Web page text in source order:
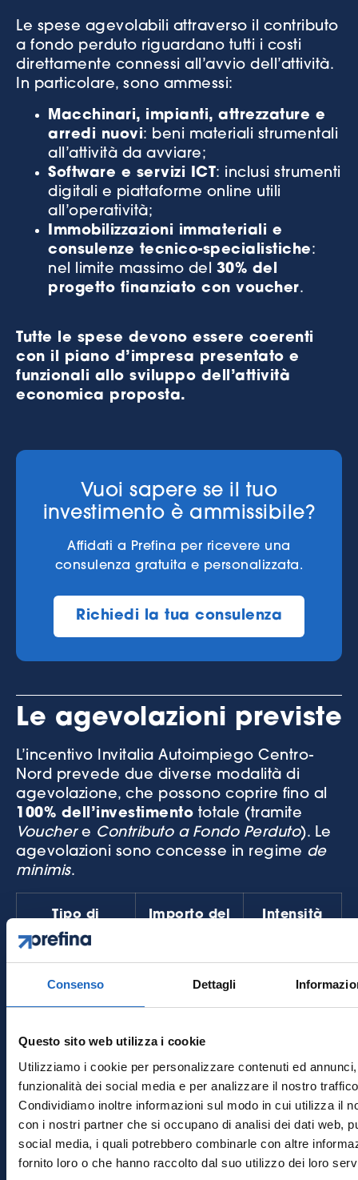
Consenso Dettagli
Questo sito web utilizza i cookie
Utilizziamo i cookie per personalizzare contenuti ed
funzionalità dei social media e per analizzare il nostro
Condividiamo inoltre informazioni sul modo in cui utilizza il
con i nostri partner che si occupano di analisi dei dati web,
social media, i quali potrebbero combinarle con altre
fornito loro o che hanno raccolto dal suo utilizzo dei loro
Le spese agevolabili attraverso il contributo
a fondo perduto riguardano tutti i costi
direttamente connessi all’avvio dell’attività.
In particolare, sono ammessi:
Macchinari, impianti, attrezzature e
arredi nuovi: beni materiali strumentali
all’attività da avviare;
Software e servizi ICT: inclusi strumenti
digitali e piattaforme online utili
all’operatività;
Immobilizzazioni immateriali e
consulenze tecnico-specialistiche:
nel limite massimo del 30% del
progetto finanziato con voucher.
Tutte le spese devono essere coerenti
con il piano d’impresa presentato e
funzionali allo sviluppo dell’attività
economica proposta.
Vuoi sapere se il tuo
investimento è ammissibile?
Affidati a Prefina per ricevere una
consulenza gratuita e personalizzata.
Richiedi la tua consulenza
Le agevolazioni previste
L’incentivo Invitalia Autoimpiego Centro-
Nord prevede due diverse modalità di
agevolazione, che possono coprire fino al
100% dell’investimento totale (tramite
Vouchere Contributo a Fondo Perduto). Le
agevolazioni sono concesse in regime de
minimis.
Tipo di
agevolazione
Importo del
Intensità
(elevabile a
Contributo a
fondo
perduto
Fino a
120.000 €
65%